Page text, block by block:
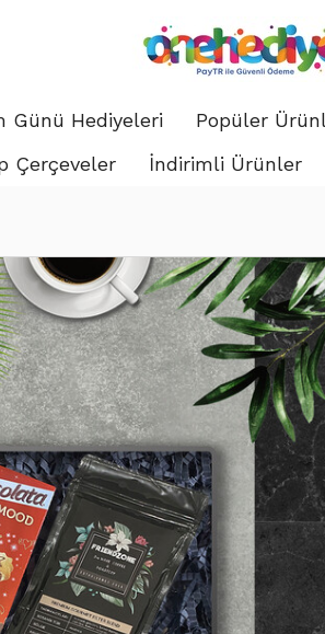
Günü Hediyeleri Popüler
Çerçeveler
İndirimli Ürünler